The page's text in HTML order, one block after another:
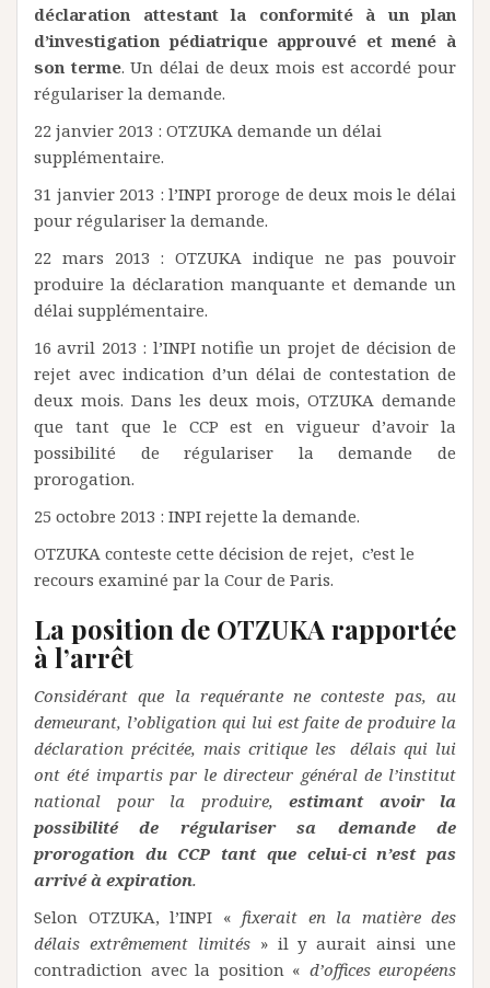
déclaration attestant la conformité à un plan
d’investigation pédiatrique approuvé et mené à
son terme. Un délai de deux mois est accordé pour
régulariser la demande.
22 janvier 2013 : OTZUKA demande un délai
supplémentaire.
31 janvier 2013 : l’INPI proroge de deux mois le délai
pour régulariser la demande.
22 mars 2013 : OTZUKA indique ne pas pouvoir
produire la déclaration manquante et demande un
délai supplémentaire.
16 avril 2013 : l’INPI notifie un projet de décision de
rejet avec indication d’un délai de contestation de
deux mois. Dans les deux mois, OTZUKA demande
que tant que le CCP est en vigueur d’avoir la
possibilité de régulariser la demande de
prorogation.
25 octobre 2013 : INPI rejette la demande.
OTZUKA conteste cette décision de rejet, c’est le
recours examiné par la Cour de Paris.
La position de OTZUKA rapportée
à l’arrêt
Considérant que la requérante ne conteste pas, au
demeurant, l’obligation qui lui est faite de produire la
déclaration précitée, mais critique les délais qui lui
ont été impartis par le directeur général de l’institut
national pour la produire, estimant avoir la
possibilité de régulariser sa demande de
prorogation du CCP tant que celui-ci n’est pas
arrivé à expiration.
Selon OTZUKA, l’INPI « fixerait en la matière des
délais extrêmement limités» il y aurait ainsi une
contradiction avec la position « d’offices européens